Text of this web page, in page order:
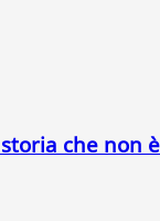
che non